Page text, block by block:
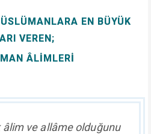
EN BÜYÜK
VEREN;
ÂLİMLERİ
âlim ve allâme olduğunu